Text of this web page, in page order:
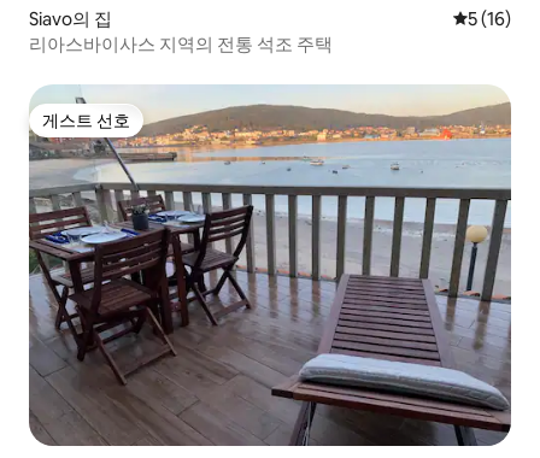
Siavo의 집 평점 5점
5 (16)
리아스바이사스 지역의 전통 석조 주택
게스트 선호
게스트 선호